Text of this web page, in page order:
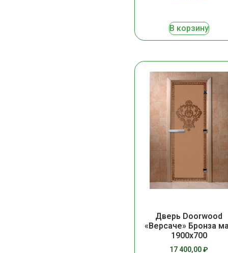
В корзину
Дверь Doorwood
«Версаче» Бронза
1900х700
17 400,00₽